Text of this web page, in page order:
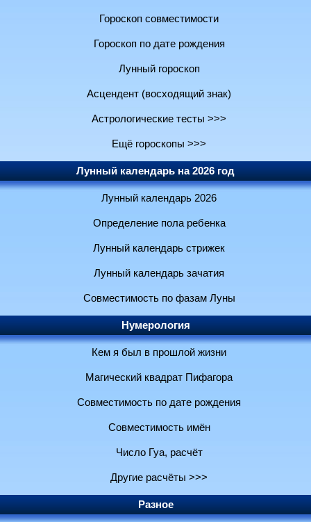
Гороскоп совместимости
Гороскоп по дате рождения
Лунный гороскоп
Асцендент (восходящий знак)
Астрологические тесты >>>
Ещё гороскопы >>>
Лунный календарь на 2026 год
Лунный календарь 2026
Определение пола ребенка
Лунный календарь стрижек
Лунный календарь зачатия
Совместимость по фазам Луны
Нумерология
Кем я был в прошлой жизни
Магический квадрат Пифагора
Совместимость по дате рождения
Совместимость имён
Число Гуа, расчёт
Другие расчёты >>>
Разное